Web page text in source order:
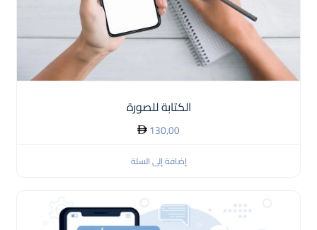
الكتابة للصورة
130,00
إضافة إلى السلة